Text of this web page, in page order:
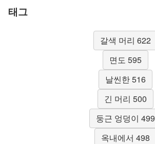
태그
갈색 머리 622
면도 595
날씬한 516
긴 머리 500
둥근 엉덩이 499
옥내에서 498